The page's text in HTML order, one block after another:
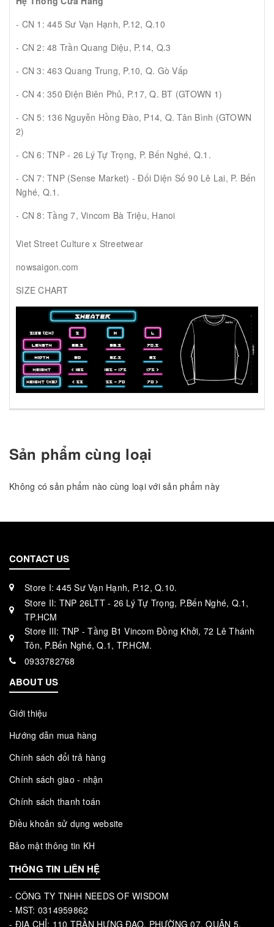
- CN 1: 445 Sư Vạn Hạnh, P.12, Q.10
- CN 2: 48 Trần Quang Diệu, P.14, Q.3
- CN 3: 463 Quang Trung, P.10, Q. Gò Vấp
- CN 4: 350 Điện Biên Phủ, P.17, Q. BT (GTOWN 1)
- CN 5: 136 Nguyễn Hồng Đào, P14, Q. Tân Bình (GTOWN
2)
- CN 6: TNP - 26 Lý Tự Trọng, P. Bến Nghé, Q.1.
- CN 7: TNP (Sense Market) - Đối Diện Số 90 Lê Lai, P. Bến
Nghé, Q.1.
- CN 8: Tầng 7, Vincom Bà Triệu, Hanoi
Viet Street Culture x Streetwear
nowsaigon.com
SIZE CHART
Sản phẩm cùng loại
Không có sản phẩm nào cùng loại với sản phẩm này
CONTACT US
Store I: 445 Sư Vạn Hạnh, P.12, Q.10.
Store II: TNP 26LTT - 26 Lý Tự Trọng, P.Bến Nghé, Q.1,
TP.HCM
Store III: TNP - Tầng B1 Vincom Đồng Khởi, 72 Lê Thánh
Tôn, P.Bến Nghé, Q.1, TP.HCM.
0933782768
ABOUT US
Giới thiệu
Hướng dẫn mua hàng
Chính sách đổi trả hàng
Chính sách giao - nhận
Chính sách thanh toán
Điều khoản sử dụng website
Bảo mật thông tin KH
THÔNG TIN LIÊN HỆ
- CÔNG TY TNHH NEEDS OF WISDOM
- MST: 0314959862
- ĐỊA CHỈ: 110 TRẦN HƯNG ĐẠO, PHƯỜNG 07, QUẬN 5,